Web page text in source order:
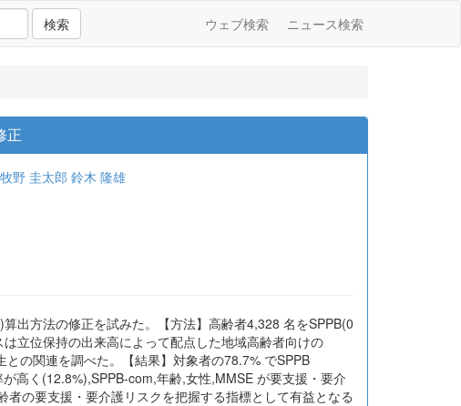
検索 ウェブ検索 ニュース検索
正
牧野 圭太郎 鈴木 隆雄
出方法の修正を試みた。【方法】高齢者4,328 名をSPPB(0
立位保持の出来高によって配点した地域高齢者向けの
の関連を調べた。【結果】対象者の78.7% でSPPB
高く(12.8%),SPPB-com,年齢,女性,MMSE が要支援・要介
の要支援・要介護リスクを把握する指標として有益となる